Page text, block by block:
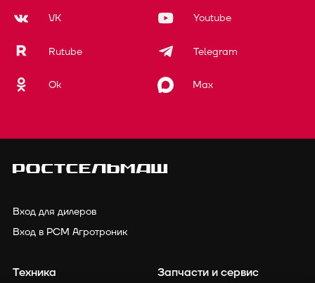
VK Youtube
Rutube Telegram
Ok Max
Вход для дилеров
Вход в РСМ Агротроник
Техника
Запчасти и сервис